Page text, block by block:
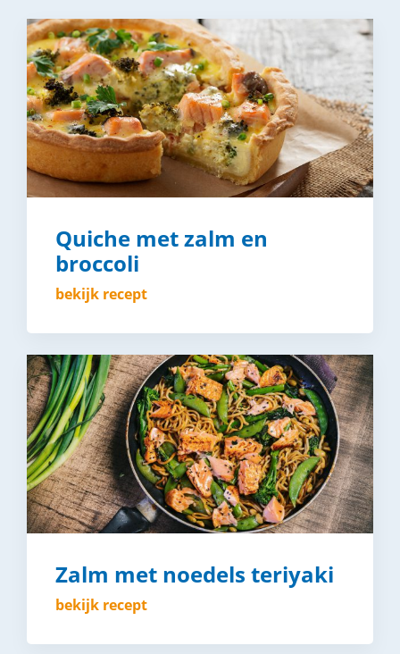
Quiche met zalm en
broccoli
bekijk recept
Zalm met noedels teriyaki
bekijk recept